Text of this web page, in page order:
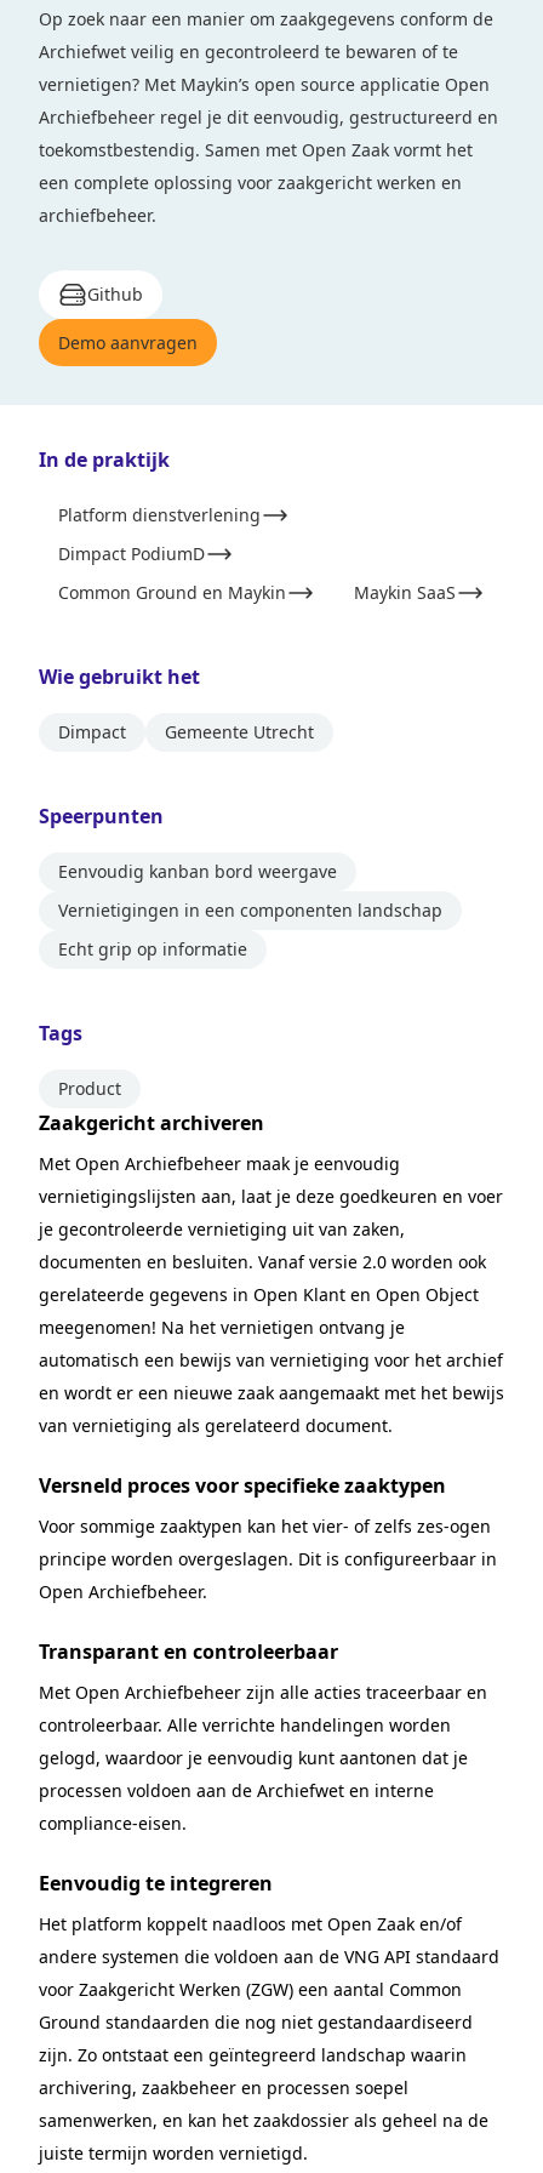
Op zoek naar een manier om zaakgegevens conform de
Archiefwet veilig en gecontroleerd te bewaren of te
vernietigen? Met Maykin’s open source applicatie Open
Archiefbeheer regel je dit eenvoudig, gestructureerd en
toekomstbestendig. Samen met Open Zaak vormt het
een complete oplossing voor zaakgericht werken en
archiefbeheer.
Github
Demo aanvragen
Zaakgericht archiveren
Met Open Archiefbeheer maak je eenvoudig
vernietigingslijsten aan, laat je deze goedkeuren en voer
je gecontroleerde vernietiging uit van zaken,
documenten en besluiten. Vanaf versie 2.0 worden ook
gerelateerde gegevens in Open Klant en Open Object
meegenomen! Na het vernietigen ontvang je
automatisch een bewijs van vernietiging voor het archief
en wordt er een nieuwe zaak aangemaakt met het bewijs
van vernietiging als gerelateerd document.
Versneld proces voor specifieke zaaktypen
Voor sommige zaaktypen kan het vier- of zelfs zes-ogen
principe worden overgeslagen. Dit is configureerbaar in
Open Archiefbeheer.
Transparant en controleerbaar
Met Open Archiefbeheer zijn alle acties traceerbaar en
controleerbaar. Alle verrichte handelingen worden
gelogd, waardoor je eenvoudig kunt aantonen dat je
processen voldoen aan de Archiefwet en interne
compliance-eisen.
Eenvoudig te integreren
Het platform koppelt naadloos met Open Zaak en/of
andere systemen die voldoen aan de VNG API standaard
voor Zaakgericht Werken (ZGW) een aantal Common
Ground standaarden die nog niet gestandaardiseerd
zijn. Zo ontstaat een geïntegreerd landschap waarin
archivering, zaakbeheer en processen soepel
samenwerken, en kan het zaakdossier als geheel na de
juiste termijn worden vernietigd.
In de praktijk
Platform dienstverlening
Dimpact PodiumD
Common Ground en Maykin
Maykin SaaS
Wie gebruikt het
Dimpact Gemeente Utrecht
Speerpunten
Eenvoudig kanban bord weergave
Vernietigingen in een componenten landschap
Echt grip op informatie
Tags
Product